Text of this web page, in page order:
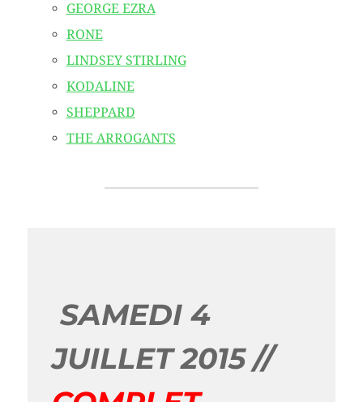
GEORGE EZRA
RONE
LINDSEY STIRLING
KODALINE
SHEPPARD
THE ARROGANTS
SAMEDI 4
JUILLET 2015 //